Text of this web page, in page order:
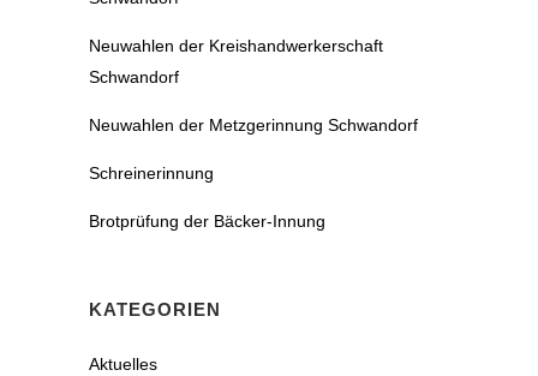
Neuwahlen der Kreishandwerkerschaft
Schwandorf
Neuwahlen der Metzgerinnung Schwandorf
Schreinerinnung
Brotprüfung der Bäcker-Innung
KATEGORIEN
Aktuelles